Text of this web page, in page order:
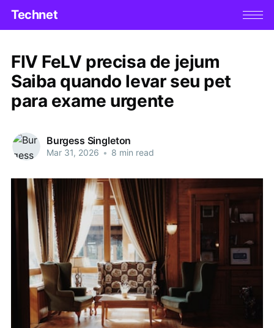
Technet
FIV FeLV precisa de jejum
Saiba quando levar seu pet
para exame urgente
Burgess Singleton
Mar 31, 2026 • 8 min read